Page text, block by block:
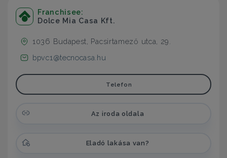
Franchisee:
Dolce Mia Casa Kft.
1036 Budapest, Pacsirtamező utca, 29.
bpvc1@tecnocasa.hu
Telefon
Az iroda oldala
Eladó lakása van?